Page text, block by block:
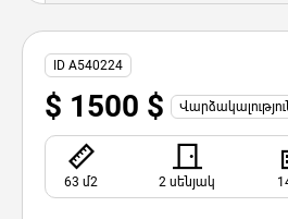
ID A540224
$ 1500 $
63 մ2 2 սենյակ